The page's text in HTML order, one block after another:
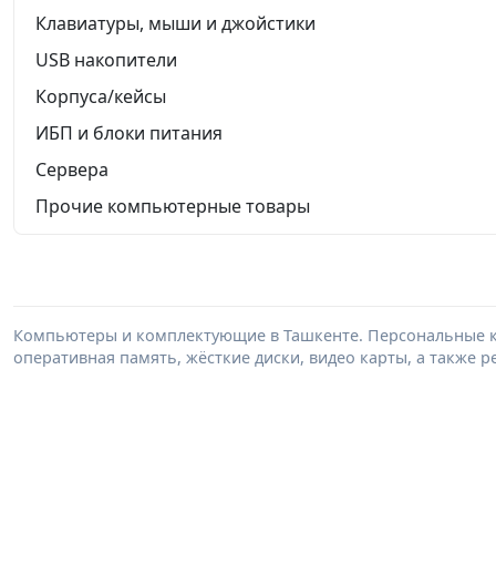
Клавиатуры, мыши и джойстики
USB накопители
Корпуса/кейсы
ИБП и блоки питания
Сервера
Прочие компьютерные товары
Компьютеры и комплектующие в Ташкенте. Персональные
оперативная память, жёсткие диски, видео карты, а также